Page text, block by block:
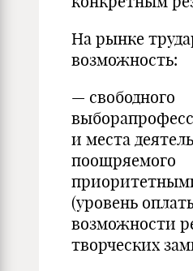
На рынке
возможность:
— свободного
и места
поощряемого
(уровень
возможности
творческих